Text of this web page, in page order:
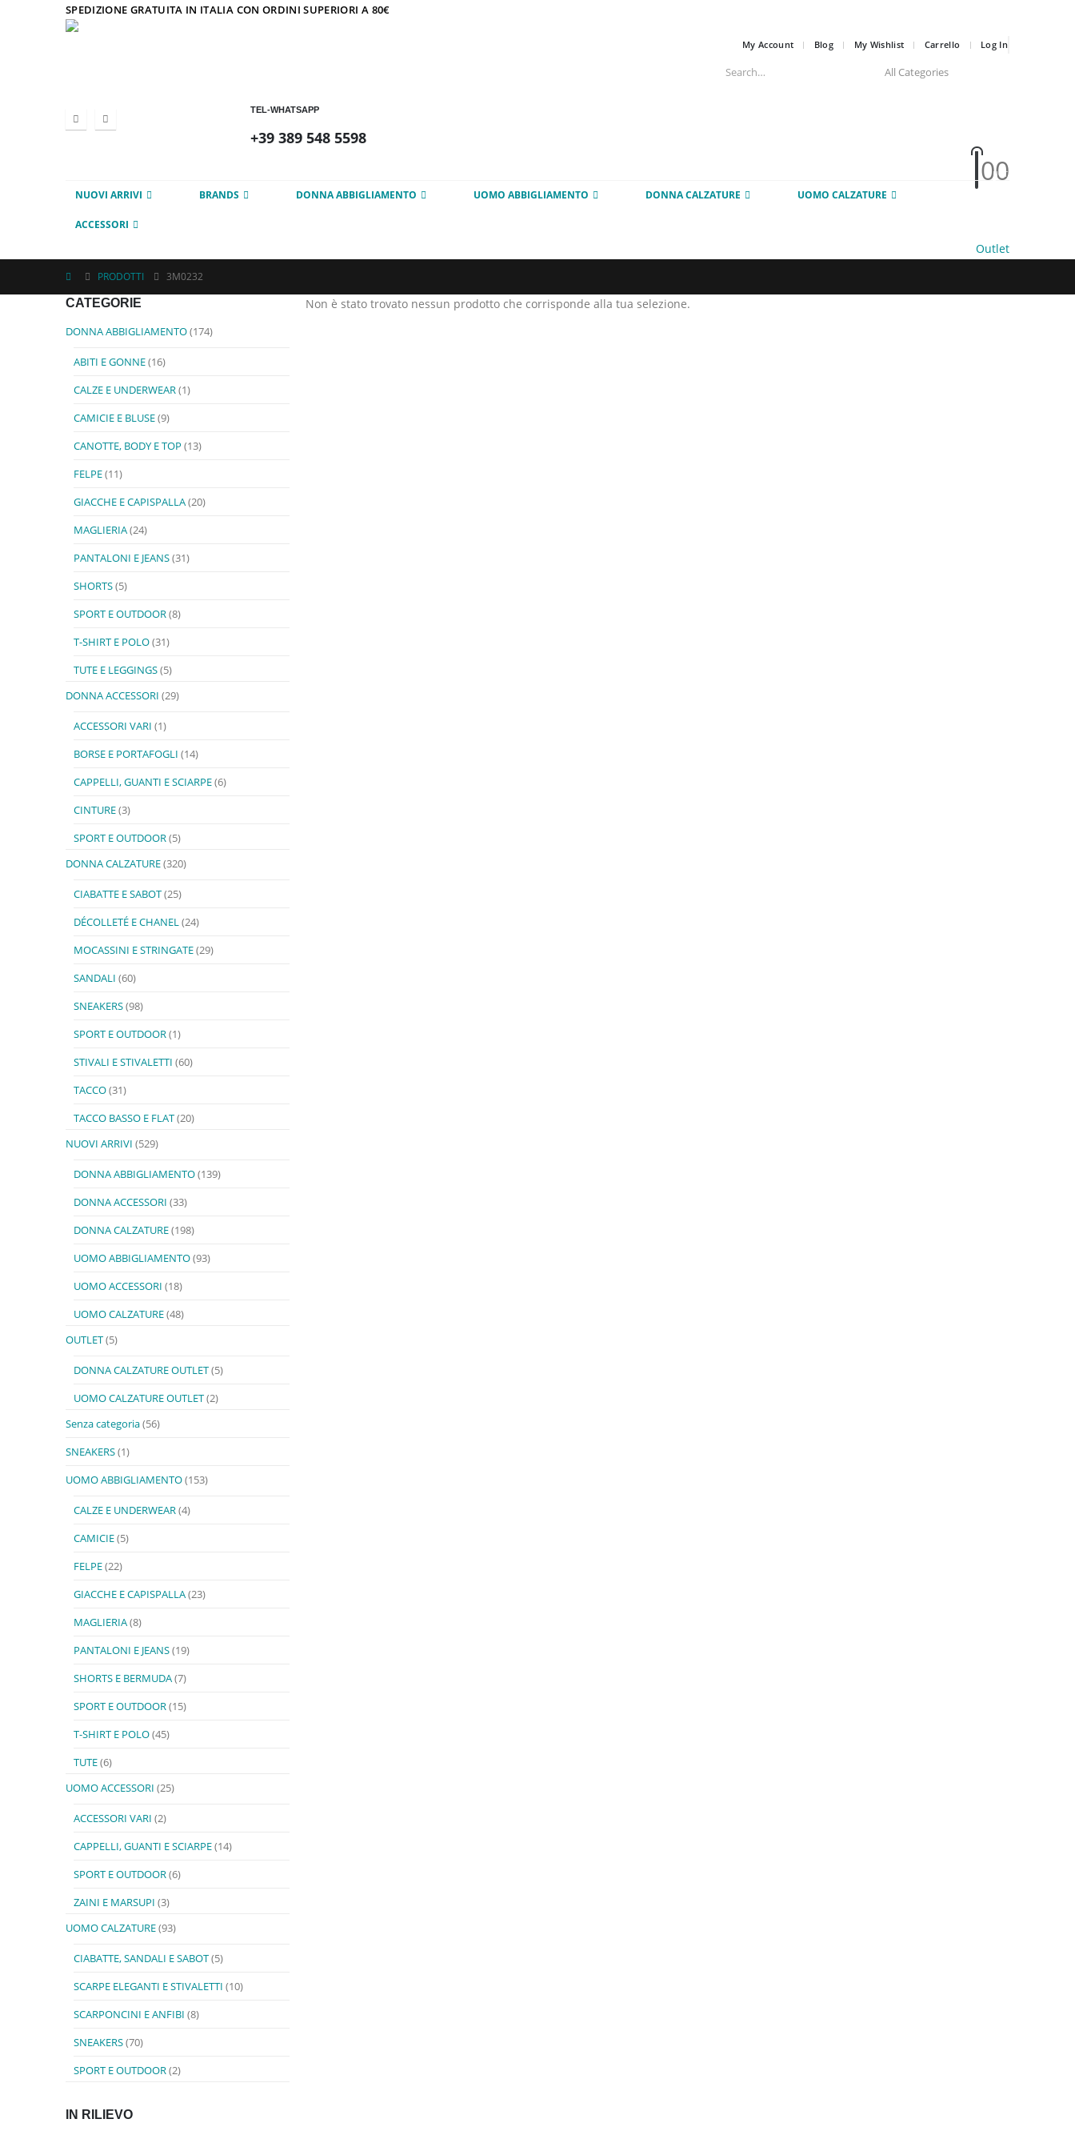
SPEDIZIONE GRATUITA IN ITALIA CON ORDINI SUPERIORI A 80€
My Account Blog My Wishlist Carrello Log In
TEL-WHATSAPP
+39 389 548 5598
00
NUOVI ARRIVI BRANDS DONNA ABBIGLIAMENTO UOMO ABBIGLIAMENTO DONNA CALZATURE UOMO CALZATURE
ACCESSORI
Outlet
HOT
PRODOTTI 3M0232
Non è stato trovato nessun prodotto che corrisponde alla tua selezione.
CATEGORIE
DONNA ABBIGLIAMENTO(174)
ABITI E GONNE(16)
CALZE E UNDERWEAR(1)
CAMICIE E BLUSE(9)
CANOTTE, BODY E TOP (13)
FELPE(11)
GIACCHE E CAPISPALLA(20)
MAGLIERIA(24)
PANTALONI E JEANS(31)
SHORTS(5)
SPORT E OUTDOOR(8)
T-SHIRT E POLO(31)
TUTE E LEGGINGS(5)
DONNA ACCESSORI (29)
ACCESSORI VARI (1)
BORSE E PORTAFOGLI (14)
CAPPELLI, GUANTI E SCIARPE(6)
CINTURE(3)
SPORT E OUTDOOR(5)
DONNA CALZATURE(320)
CIABATTE E SABOT(25)
DÉCOLLETÉ E CHANEL(24)
MOCASSINI E STRINGATE(29)
SANDALI (60)
SNEAKERS(98)
SPORT E OUTDOOR(1)
STIVALI E STIVALETTI (60)
TACCO(31)
TACCO BASSO E FLAT(20)
NUOVI ARRIVI (529)
DONNA ABBIGLIAMENTO(139)
DONNA ACCESSORI (33)
DONNA CALZATURE(198)
UOMO ABBIGLIAMENTO(93)
UOMO ACCESSORI (18)
UOMO CALZATURE(48)
OUTLET(5)
DONNA CALZATURE OUTLET(5)
UOMO CALZATURE OUTLET(2)
Senza categoria(56)
SNEAKERS(1)
UOMO ABBIGLIAMENTO(153)
CALZE E UNDERWEAR(4)
CAMICIE(5)
FELPE(22)
GIACCHE E CAPISPALLA(23)
MAGLIERIA(8)
PANTALONI E JEANS(19)
SHORTS E BERMUDA(7)
SPORT E OUTDOOR(15)
T-SHIRT E POLO(45)
TUTE(6)
UOMO ACCESSORI (25)
ACCESSORI VARI (2)
CAPPELLI, GUANTI E SCIARPE(14)
SPORT E OUTDOOR(6)
ZAINI E MARSUPI (3)
UOMO CALZATURE(93)
CIABATTE, SANDALI E SABOT(5)
SCARPE ELEGANTI E STIVALETTI (10)
SCARPONCINI E ANFIBI (8)
SNEAKERS(70)
SPORT E OUTDOOR(2)
IN RILIEVO